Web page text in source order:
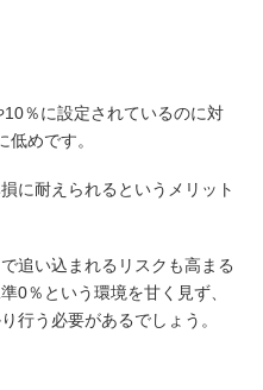
％に設定されているのに対
めです。
に耐えられるというメリット
追い込まれるリスクも高まる
0％という環境を甘く見ず、
行う必要があるでしょう。